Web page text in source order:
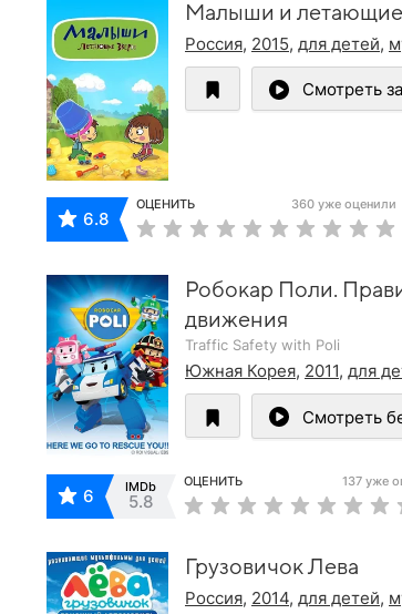
Малыши и летающие
Россия, 2015, для детей,
Смотреть
6.8
ОЦЕНИТЬ 360 уже оценили
Робокар Поли.
движения
Traffic Safety with Poli
Южная Корея, 2011, для
Смотреть
6 IMDb
5.8
ОЦЕНИТЬ 137 уже
Грузовичок Лева
Россия, 2014, для детей,